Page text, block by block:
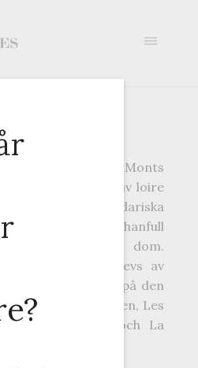
av Les Monts
hittar man några av loire
och legendariska
eller mindre hanfull
Cotat en av dom.
Cotat Fréres drevs av
Paul Cotat som på den
från tre olika lägen, Les
Cul de Beaujeu och La